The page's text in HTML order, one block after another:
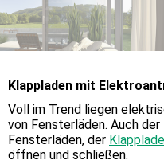
Klappladen mit
Voll im Trend liegen
von Fensterläden. Auch
Fensterläden, der
öffnen und schließen.